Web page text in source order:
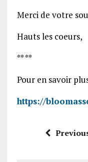
Merci de votre
Hauts les coeurs,
** **
Pour en savoir
https://